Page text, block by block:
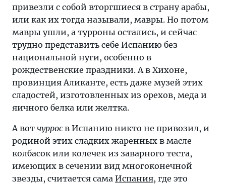
привезли с собой вторгшиеся в страну арабы,
или как их тогда называли, мавры. Но потом
мавры ушли, а турроны остались, и сейчас
трудно представить себе Испанию без
национальной нуги, особенно в
рождественские праздники. А в Хихоне,
провинция Аликанте, есть даже музей этих
сладостей, изготовленных из орехов, меда и
яичного белка или желтка.
А вот чуррос в Испанию никто не привозил, и
родиной этих сладких жаренных в масле
колбасок или колечек из заварного теста,
имеющих в сечении вид многоконечной
звезды, считается сама Испания, где это